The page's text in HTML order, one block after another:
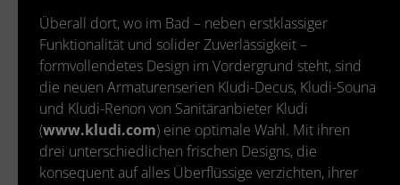
Überall dort, wo im Bad – neben erstklassiger
Funktionalität und solider Zuverlässigkeit –
formvollendetes Design im Vordergrund steht, sind
die neuen Armaturenserien Kludi-Decus, Kludi-Souna
und Kludi-Renon von Sanitäranbieter Kludi
(www.kludi.com) eine optimale Wahl. Mit ihren
drei unterschiedlichen frischen Designs, die
konsequent auf alles Überflüssige verzichten, ihrer